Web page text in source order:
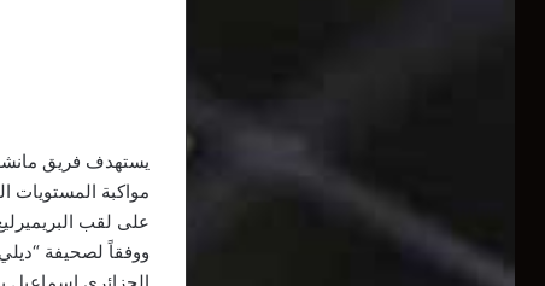
يستهدف فريق
مواكبة المستويات
على لقب
ووفقاً لصحيفة